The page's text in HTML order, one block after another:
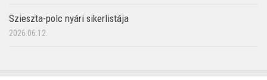
Szieszta-polc nyári sikerlistája
2026.06.12.